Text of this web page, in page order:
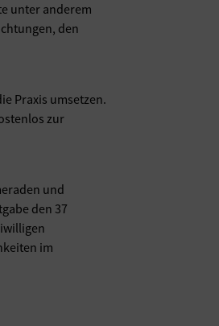
unter anderem
den
Praxis umsetzen.
zur
und
den 37
im